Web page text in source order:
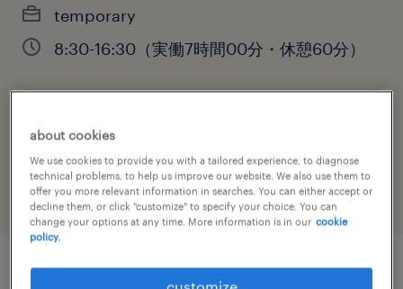
temporary
8:30-16:30（実働7時間00分・休憩60分）
job category
warehousing & distribution
about cookies
We use cookies to provide you with a tailored experience, to diagnose
technical problems, to help us improve our website. We also use them to
offer you more relevant information in searches. You can either accept or
decline them, or click "customize" to specify your choice. You can
change your options at any time. More information is in our cookie
policy.